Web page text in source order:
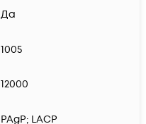
Да
1005
12000
PAgP; LACP